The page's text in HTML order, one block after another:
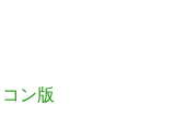
ン版